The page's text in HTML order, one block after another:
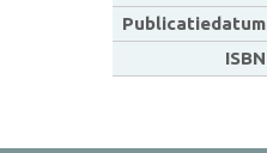
Publicatiedatum
ISBN